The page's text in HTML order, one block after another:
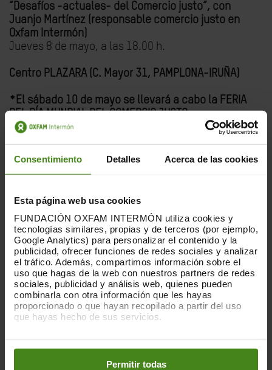
Consentimiento Detalles Acerca de las cookies
Esta página web usa cookies
FUNDACIÓN OXFAM INTERMÓN utiliza cookies y
tecnologías similares, propias y de terceros (por ejemplo,
Google Analytics) para personalizar el contenido y la
publicidad, ofrecer funciones de redes sociales y analizar
el tráfico. Además, compartimos información sobre el
uso que hagas de la web con nuestros partners de redes
sociales, publicidad y análisis web, quienes pueden
combinarla con otra información que les hayas
proporcionado o que hayan recopilado a partir del uso
que hayas hecho de sus servicios.
preferencias accediendo a nuestraPolítica de Cookieso
en los botones facilitados a continuación:
Permitir todas
“Desafíos -actuales- del Comercio justo”, con
Juanjo Martínez (responsable comercio justo en
Oxfam Intermón)
Jueves 8 de mayo, a las 18.00 h.
Centro PLAZARA (C. Mayor 31, PAMPLONA-IRUÑA)
*El sábado 10 de mayo se llevará a cabo la FERIA
DEL DÍA MUNDIAL DEL COMERCIO JUSTO
Stands de difusión y venta, talleres infantiles,
Sábado 10 de Mayo 2025, de 12 a 20.00 h. en el
ORGANIZA:
(Alboan, Equimercado, Oxfam Intermón, Setem)
COLABORA:Diario de Noticias y Ayuntamiento de
Pamplona-Iruña